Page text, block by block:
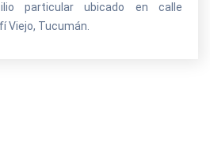
particular ubicado en calle
Viejo, Tucumán.